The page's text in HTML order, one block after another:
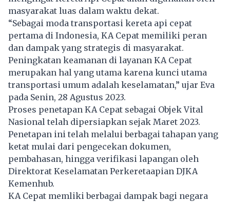
masyarakat luas dalam waktu dekat.
“Sebagai moda transportasi kereta api cepat
pertama di Indonesia, KA Cepat memiliki peran
dan dampak yang strategis di masyarakat.
Peningkatan keamanan di layanan KA Cepat
merupakan hal yang utama karena kunci utama
transportasi umum adalah keselamatan,” ujar Eva
pada Senin, 28 Agustus 2023.
Proses penetapan KA Cepat sebagai Objek Vital
Nasional telah dipersiapkan sejak Maret 2023.
Penetapan ini telah melalui berbagai tahapan yang
ketat mulai dari pengecekan dokumen,
pembahasan, hingga verifikasi lapangan oleh
Direktorat Keselamatan Perkeretaapian DJKA
Kemenhub.
KA Cepat memliki berbagai dampak bagi negara